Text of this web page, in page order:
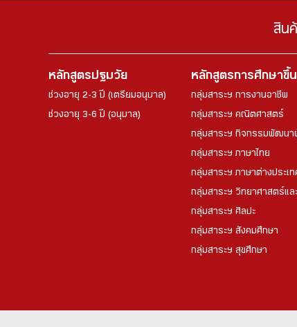
สิน
หลักสูตรปฐมวัย
ช่วงอายุ 2-3 ปี (เตรียมอนุบาล)
ช่วงอายุ 3-6 ปี (อนุบาล)
หลักสูตรการศึกษาขึ้
กลุ่มสาระฯ การงานอาชีพ
กลุ่มสาระฯ คณิตศาสตร์
กลุ่มสาระฯ กิจกรรมพัฒนา
กลุ่มสาระฯ ภาษาไทย
กลุ่มสาระฯ ภาษาต่างประเท
กลุ่มสาระฯ วิทยาศาสตร์และ
กลุ่มสาระฯ ศิลปะ
กลุ่มสาระฯ สังคมศึกษา
กลุ่มสาระฯ สุขศึกษา